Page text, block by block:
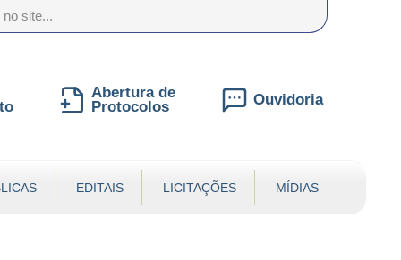
Abertura de
Protocolos
Ouvidoria
EDITAIS LICITAÇÕES MÍDIAS